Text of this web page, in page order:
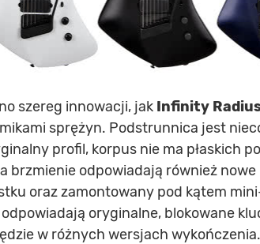
szereg innowacji, jak Infinity
sprężyn. Podstrunnica jest
profil, korpus nie ma płaskich
brzmienie odpowiadają również nowe
oraz zamontowany pod kątem
oryginalne, blokowane
w różnych wersjach